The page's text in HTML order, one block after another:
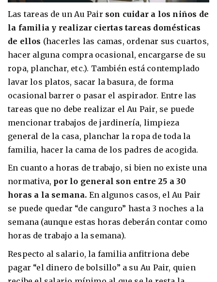
Las tareas de un Au Pair son cuidar a los niños de
la familia y realizar ciertas tareas domésticas
de ellos (hacerles las camas, ordenar sus cuartos,
hacer alguna compra ocasional, encargarse de su
ropa, planchar, etc.). También está contemplado
lavar los platos, sacar la basura, de forma
ocasional barrer o pasar el aspirador. Entre las
tareas que no debe realizar el Au Pair, se puede
mencionar trabajos de jardinería, limpieza
general de la casa, planchar la ropa de toda la
familia, hacer la cama de los padres de acogida.
En cuanto a horas de trabajo, si bien no existe una
normativa, por lo general son entre 25 a 30
horas a la semana. En algunos casos, el Au Pair
se puede quedar “de canguro” hasta 3 noches a la
semana (aunque estas horas deberán contar como
horas de trabajo a la semana).
Respecto al salario, la familia anfitriona debe
pagar “el dinero de bolsillo” a su Au Pair, quien